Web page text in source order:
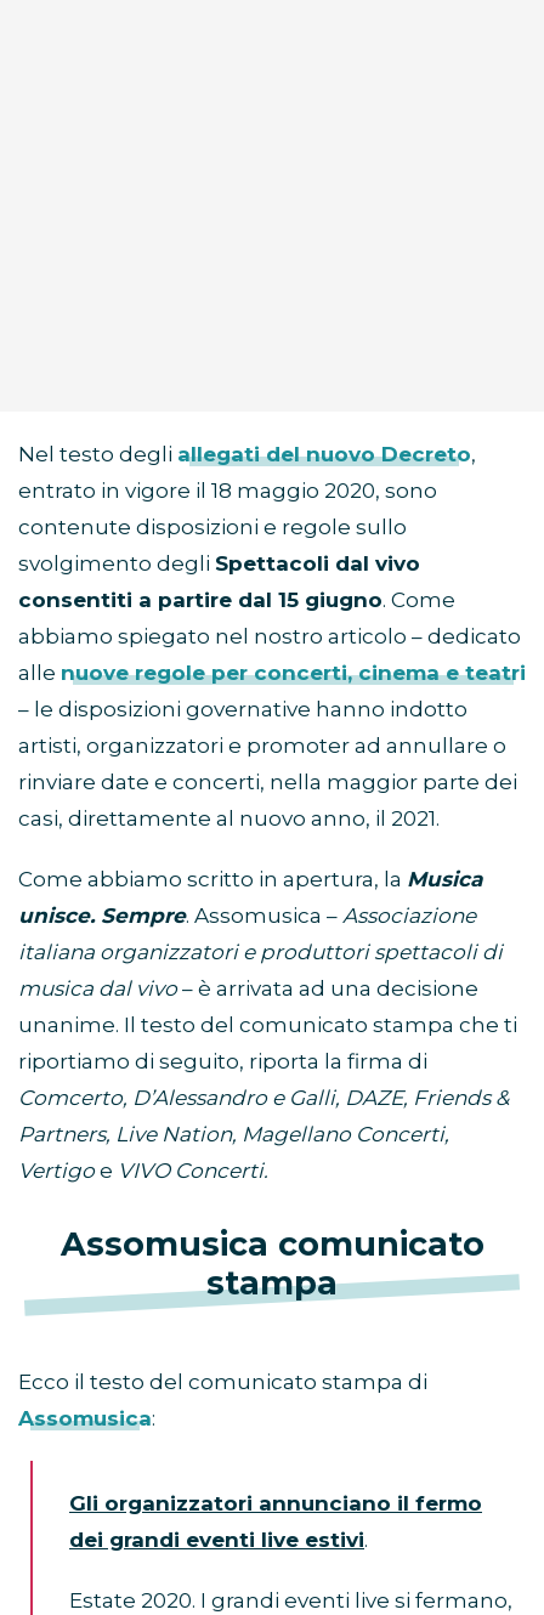
Nel testo degli allegati del nuovo Decreto,
entrato in vigore il 18 maggio 2020, sono
contenute disposizioni e regole sullo
svolgimento degli Spettacoli dal vivo
consentiti a partire dal 15 giugno. Come
abbiamo spiegato nel nostro articolo – dedicato
alle nuove regole per concerti, cinema e teatri
– le disposizioni governative hanno indotto
artisti, organizzatori e promoter ad annullare o
rinviare date e concerti, nella maggior parte dei
casi, direttamente al nuovo anno, il 2021.
Come abbiamo scritto in apertura, la Musica
unisce. Sempre. Assomusica – Associazione
italiana organizzatori e produttori spettacoli di
musica dal vivo– è arrivata ad una decisione
unanime. Il testo del comunicato stampa che ti
riportiamo di seguito, riporta la firma di
Comcerto, D’Alessandro e Galli, DAZE, Friends &
Partners, Live Nation, Magellano Concerti,
Vertigoe VIVO Concerti.
Assomusica comunicato
stampa
Ecco il testo del comunicato stampa di
Assomusica:
Gli organizzatori annunciano il fermo
dei grandi eventi live estivi.
Estate 2020. I grandi eventi live si fermano,